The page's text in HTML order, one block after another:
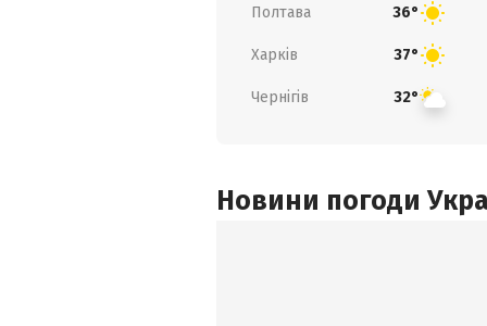
Полтава 36°
Харків 37°
Чернігів 32°
Новини погоди